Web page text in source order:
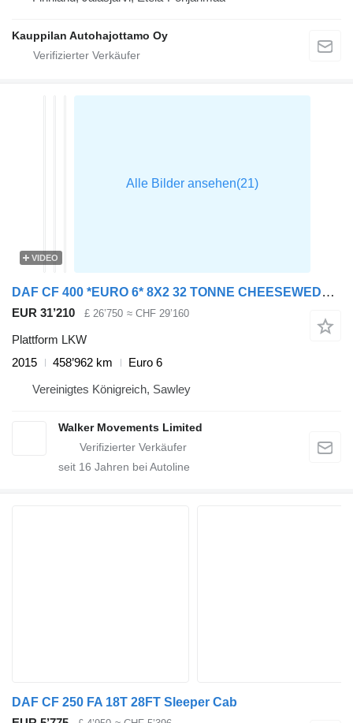
Kauppilan Autohajottamo Oy
VIDEO
DAF CF 400 *EURO 6* 8X2 32 TONNE CHEESEWEDGE BEAVERTAIL – 2015 – PN6
EUR 31’210 £ 26’750 ≈ CHF 29’160
Plattform LKW
2015
458’962 km
Euro 6
Vereinigtes Königreich, Sawley
Walker Movements Limited
seit 16 Jahren bei Autoline
DAF CF 250 FA 18T 28FT Sleeper Cab